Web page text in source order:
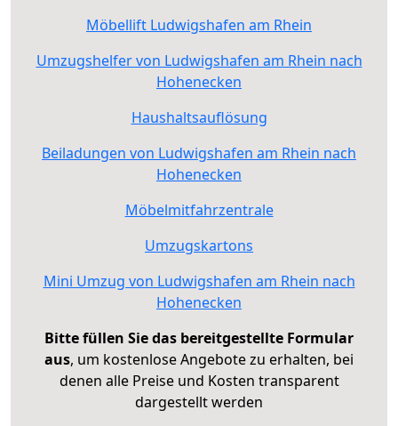
Möbellift Ludwigshafen am Rhein
Umzugshelfer von Ludwigshafen am Rhein nach
Hohenecken
Haushaltsauflösung
Beiladungen von Ludwigshafen am Rhein nach
Hohenecken
Möbelmitfahrzentrale
Umzugskartons
Mini Umzug von Ludwigshafen am Rhein nach
Hohenecken
Bitte füllen Sie das bereitgestellte Formular
aus, um kostenlose Angebote zu erhalten, bei
denen alle Preise und Kosten transparent
dargestellt werden